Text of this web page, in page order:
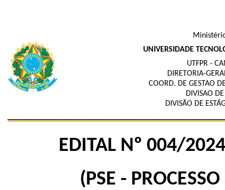
UNIVERSIDADE
UTFPR -
DIRETORIA-
COORD. DE GESTAO
DIVISAO
DIVISÃO DE
EDITAL Nº 004/
(PSE -